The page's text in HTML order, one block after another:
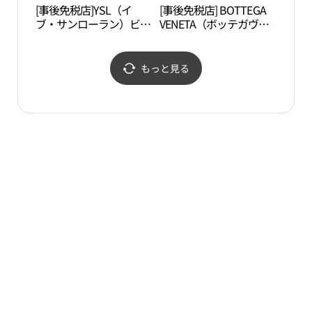
[事後免税店]YSL（イ
ブ・サンローラン）ビュ
貨店名品館WEST店(입생
로랑뷰티 갤러리아백화
점 명품관 WEST점)
[事後免税店] BOTTEGA
VENETA（ボッテガヴェ
ア百貨店名品館WEST店
(보테가베네타 갤러리아
백화점 명품관 WEST점)
もっと見る